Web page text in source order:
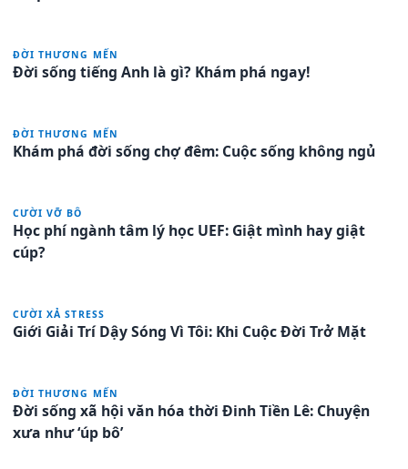
ĐỜI THƯƠNG MẾN
Đời sống tiếng Anh là gì? Khám phá ngay!
ĐỜI THƯƠNG MẾN
Khám phá đời sống chợ đêm: Cuộc sống không ngủ
CƯỜI VỠ BÔ
Học phí ngành tâm lý học UEF: Giật mình hay giật
cúp?
CƯỜI XẢ STRESS
Giới Giải Trí Dậy Sóng Vì Tôi: Khi Cuộc Đời Trở Mặt
ĐỜI THƯƠNG MẾN
Đời sống xã hội văn hóa thời Đinh Tiền Lê: Chuyện
xưa như ‘úp bô’